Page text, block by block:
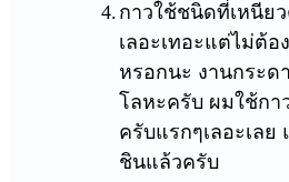
4. กาวใช้ชนิดที่เหนีย
เลอะเทอะแต่ไม่ต้อ
หรอกนะ งานกระด
โลหะครับ ผมใช้กา
ครับแรกๆเลอะเล
ชินแล้วครับ